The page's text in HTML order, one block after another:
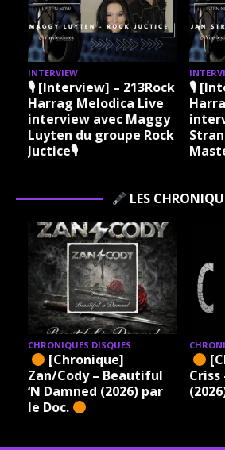
– 213Rock
Live
Maggy
Rock
🎙 [Interview] –
Harrag Melodica
interview avec Jan
Strandh du groupe
Master Massive 🎙
LES
CHRONIQUES DISQUES
[Chronique] Peter
Criss – Peter Criss
(2026) par le Doc.